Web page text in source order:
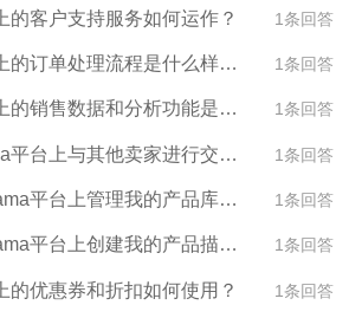
的客户支持服务如何运作？ 1条回答
Conforama平台上的订单处理流程是什么样的？ 1条回答
Conforama平台上的销售数据和分析功能是什么？ 1条回答
如何在Conforama平台上与其他卖家进行交流和合作？ 1条回答
我如何在Conforama平台上管理我的产品库存？ 1条回答
我如何在Conforama平台上创建我的产品描述和图片？ 1条回答
的优惠券和折扣如何使用？ 1条回答